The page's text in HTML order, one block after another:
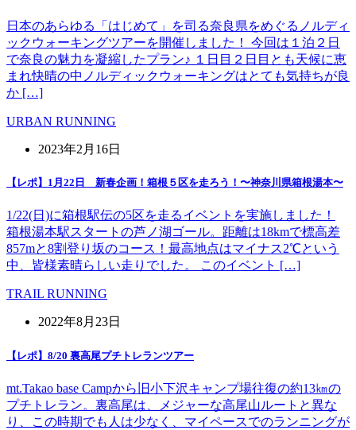
日本のあらゆる「はじめて」を司る奈良県をめぐるノルディ
ックウォーキングツアーを開催しました！ 今回は１泊２日
で奈良の魅力を凝縮したプラン♪ １日目２日目とも天候に恵
まれ快晴の中ノルディックウォーキングはとても気持ちが良
か […]
URBAN RUNNING
2023年2月16日
【レポ】1月22日 新春企画！箱根５区を走ろう！〜神奈川県箱根湯本〜
1/22(日)に箱根駅伝の5区を走るイベントを実施しました！
箱根湯本駅スタートの芦ノ湖ゴール。距離は18kmで標高差
857mと8割登り坂のコース！最高地点はマイナス2℃という
中、皆様素晴らしい走りでした。 このイベント […]
TRAIL RUNNING
2022年8月23日
【レポ】8/20 裏高尾プチトレランツアー
mt.Takao base Campから旧小下沢キャンプ場往復の約13㎞の
プチトレラン。裏高尾は、メジャーな高尾山ルートと異な
り、この時期でも人は少なく、マイペースでのランニングが